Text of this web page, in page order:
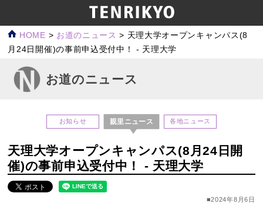
HOME > お道のニュース > 天理大学オープンキャンパス(8
月24日開催)の事前申込受付中！ ‐ 天理大学
お道のニュース
お知らせ 親里ニュース 各地ニュース
天理大学オープンキャンパス(8月24日開
催)の事前申込受付中！ ‐ 天理大学
■2024年8月6日